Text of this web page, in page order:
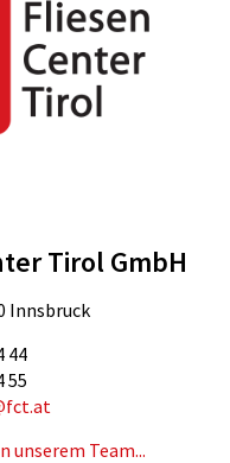
Tirol GmbH
Innsbruck
44
55
unserem Team...